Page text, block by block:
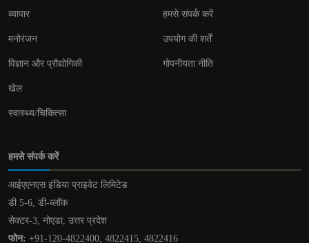
व्यापार
मनोरंजन
विज्ञान और प्रौद्योगिकी
खेल
स्वास्थ्य/चिकित्सा
हमसे संपर्क करें
उपयोग की शर्तें
गोपनीयता नीति
हमसे संपर्क करें
आईएएनएस इंडिया प्राइवेट लिमिटेड
डी 5-6, डी-ब्लॉक
सेक्टर-3, नोएडा, उत्तर प्रदेश
फोन: +91-120-4822400, 4822415, 4822416